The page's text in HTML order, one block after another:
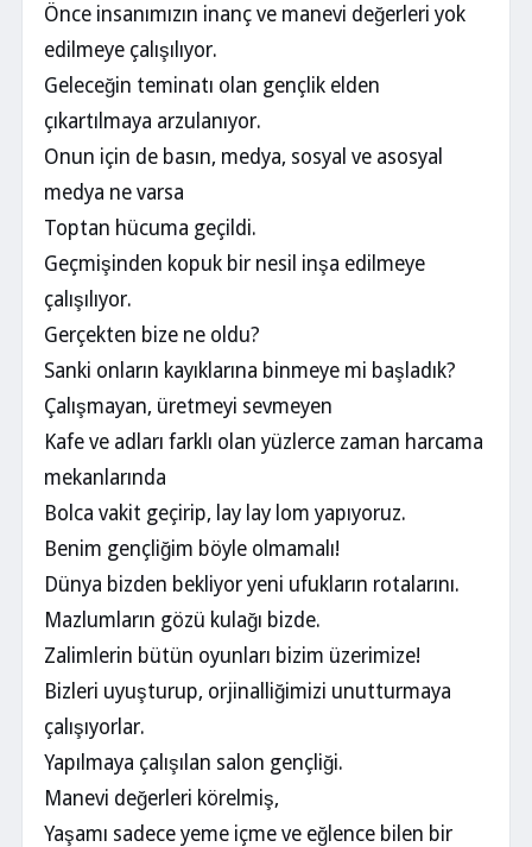
Önce insanımızın inanç ve manevi değerleri yok
edilmeye çalışılıyor.
Geleceğin teminatı olan gençlik elden
çıkartılmaya arzulanıyor.
Onun için de basın, medya, sosyal ve asosyal
medya ne varsa
Toptan hücuma geçildi.
Geçmişinden kopuk bir nesil inşa edilmeye
çalışılıyor.
Gerçekten bize ne oldu?
Sanki onların kayıklarına binmeye mi başladık?
Çalışmayan, üretmeyi sevmeyen
Kafe ve adları farklı olan yüzlerce zaman harcama
mekanlarında
Bolca vakit geçirip, lay lay lom yapıyoruz.
Benim gençliğim böyle olmamalı!
Dünya bizden bekliyor yeni ufukların rotalarını.
Mazlumların gözü kulağı bizde.
Zalimlerin bütün oyunları bizim üzerimize!
Bizleri uyuşturup, orjinalliğimizi unutturmaya
çalışıyorlar.
Yapılmaya çalışılan salon gençliği.
Manevi değerleri körelmiş,
Yaşamı sadece yeme içme ve eğlence bilen bir